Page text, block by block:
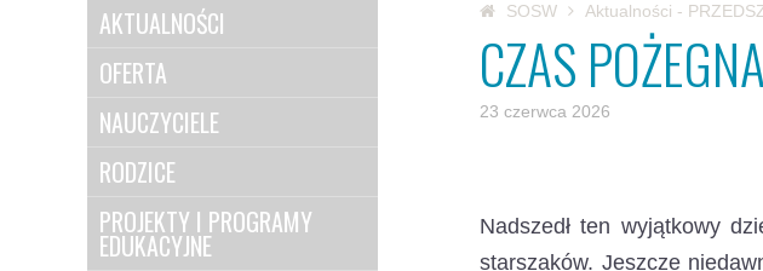
AKTUALNOŚCI
OFERTA
NAUCZYCIELE
RODZICE
PROJEKTY I PROGRAMY
EDUKACYJNE
SOSW Aktualności -
CZAS
23 czerwca 2026
Nadszedł ten wyjątkowy
starszaków. Jeszcze